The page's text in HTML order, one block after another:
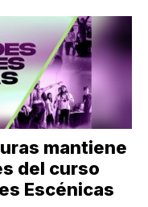
mantiene
del curso
Escénicas